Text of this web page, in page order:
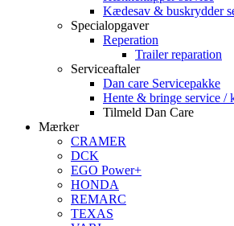
Kædesav & buskrydder
Specialopgaver
Reperation
Trailer reparation
Serviceaftaler
Dan care Servicepakke
Hente & bringe service /
Tilmeld Dan Care
Mærker
CRAMER
DCK
EGO Power+
HONDA
REMARC
TEXAS